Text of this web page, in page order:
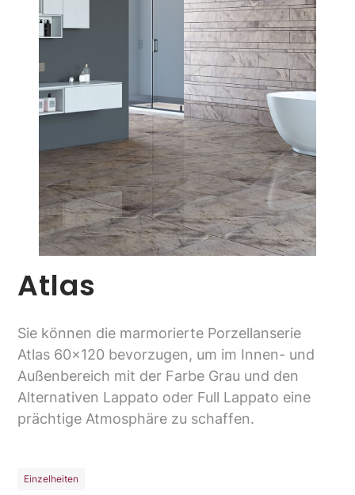
Atlas
Sie können die marmorierte Porzellanserie
Atlas 60x120 bevorzugen, um im Innen- und
Außenbereich mit der Farbe Grau und den
Alternativen Lappato oder Full Lappato eine
prächtige Atmosphäre zu schaffen.
Einzelheiten